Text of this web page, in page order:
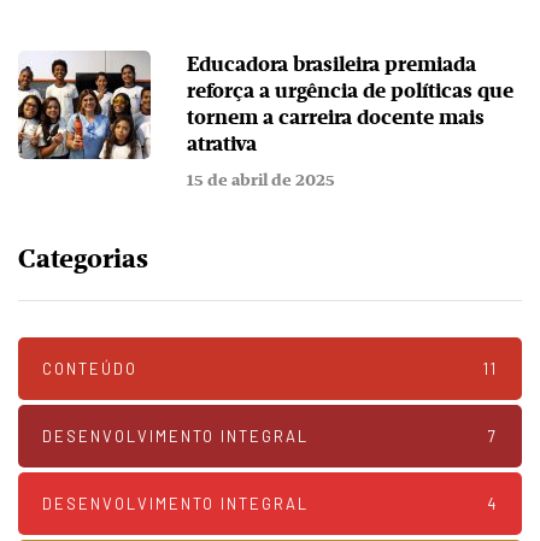
Educadora brasileira premiada
reforça a urgência de políticas que
tornem a carreira docente mais
atrativa
15 de abril de 2025
Categorias
CONTEÚDO 11
DESENVOLVIMENTO INTEGRAL 7
DESENVOLVIMENTO INTEGRAL 4